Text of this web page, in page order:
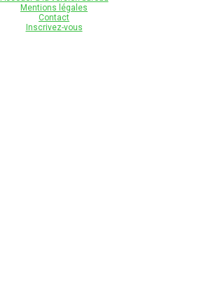
Mentions légales
Contact
Inscrivez-vous